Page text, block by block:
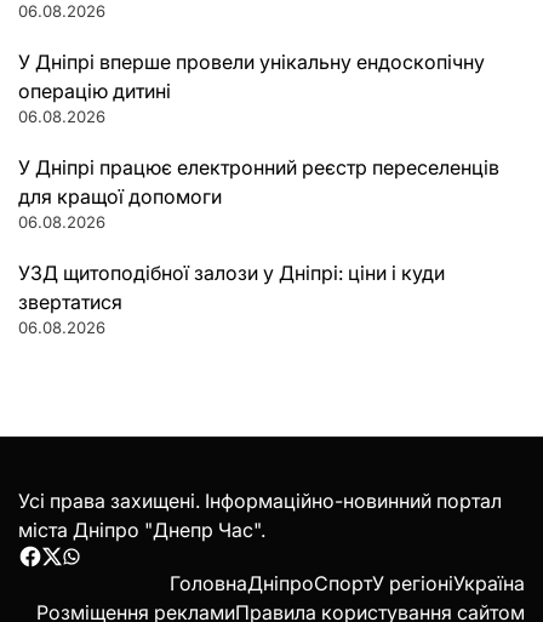
06.08.2026
У Дніпрі вперше провели унікальну ендоскопічну
операцію дитині
06.08.2026
У Дніпрі працює електронний реєстр переселенців
для кращої допомоги
06.08.2026
УЗД щитоподібної залози у Дніпрі: ціни і куди
звертатися
06.08.2026
Усі права захищені. Інформаційно-новинний портал
міста Дніпро "Днепр Час".
Facebook
Twitter
WhatsApp
ГоловнаДніпроСпортУ регіоніУкраїна
Розміщення рекламиПравила користування сайтом